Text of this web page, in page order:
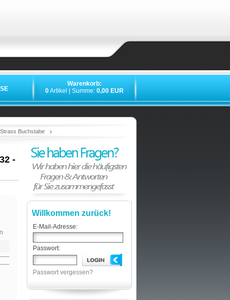
Warenkorb:
0Artikel | Summe: 0,00 EUR
Buchstabe
-
Willkommen zurück!
E-Mail-Adresse:
Passwort:
Passwort vergessen?